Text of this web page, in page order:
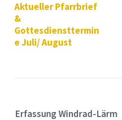
Aktueller Pfarrbrief
&
Gottesdiensttermin
e Juli/ August
Erfassung Windrad-Lärm